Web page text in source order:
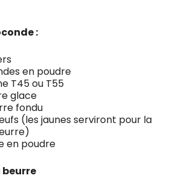
:
en poudre
T45 ou T55
glace
fondu
(les jaunes serviront pour la
en poudre
beurre